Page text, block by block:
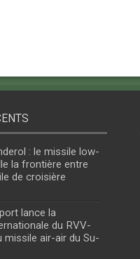
: le missile low-
la frontière entre
de croisière
lance la
du RVV-
missile air-air du Su-